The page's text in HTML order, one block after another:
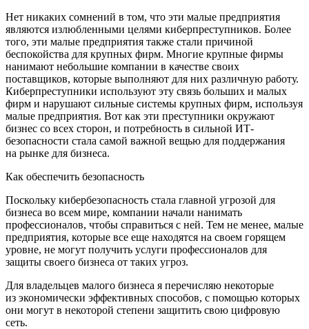
Нет никаких сомнений в том, что эти малые предприятия
являются излюбленными целями киберпреступников. Более
того, эти малые предприятия также стали причиной
беспокойства для крупных фирм. Многие крупные фирмы
нанимают небольшие компании в качестве своих
поставщиков, которые выполняют для них различную работу.
Киберпреступники используют эту связь больших и малых
фирм и нарушают сильные системы крупных фирм, используя
малые предприятия. Вот как эти преступники окружают
бизнес со всех сторон, и потребность в сильной ИТ-
безопасности стала самой важной вещью для поддержания
на рынке для бизнеса.
Как обеспечить безопасность
Поскольку кибербезопасность стала главной угрозой для
бизнеса во всем мире, компании начали нанимать
профессионалов, чтобы справиться с ней. Тем не менее, малые
предприятия, которые все еще находятся на своем горящем
уровне, не могут получить услуги профессионалов для
защиты своего бизнеса от таких угроз.
Для владельцев малого бизнеса я перечисляю некоторые
из экономически эффективных способов, с помощью которых
они могут в некоторой степени защитить свою цифровую
сеть.